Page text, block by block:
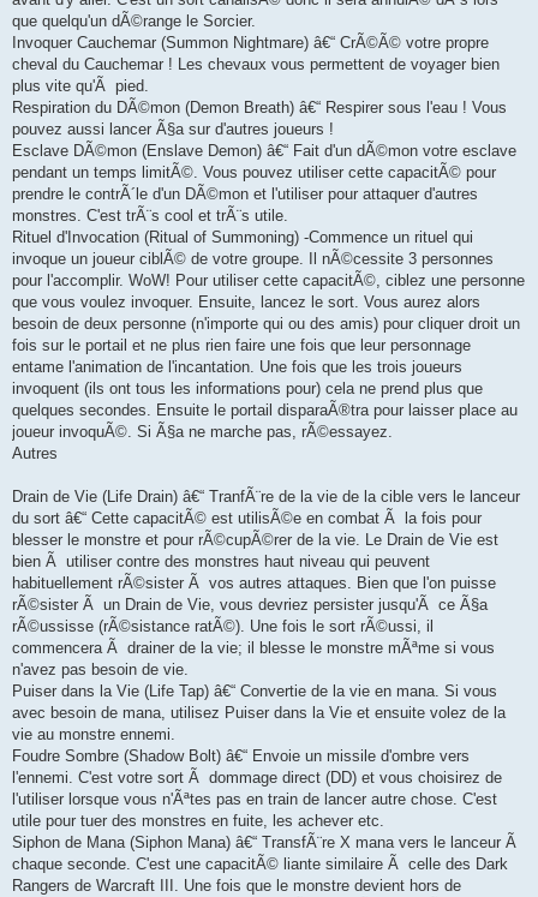
que quelqu'un dÃ©range le Sorcier.
Invoquer Cauchemar (Summon Nightmare) â€“ CrÃ©Ã© votre propre
cheval du Cauchemar ! Les chevaux vous permettent de voyager bien
plus vite qu'Ã pied.
Respiration du DÃ©mon (Demon Breath) â€“ Respirer sous l'eau ! Vous
pouvez aussi lancer Ã§a sur d'autres joueurs !
Esclave DÃ©mon (Enslave Demon) â€“ Fait d'un dÃ©mon votre esclave
pendant un temps limitÃ©. Vous pouvez utiliser cette capacitÃ© pour
prendre le contrÃ´le d'un DÃ©mon et l'utiliser pour attaquer d'autres
monstres. C'est trÃ¨s cool et trÃ¨s utile.
Rituel d'Invocation (Ritual of Summoning) -Commence un rituel qui
invoque un joueur ciblÃ© de votre groupe. Il nÃ©cessite 3 personnes
pour l'accomplir. WoW! Pour utiliser cette capacitÃ©, ciblez une personne
que vous voulez invoquer. Ensuite, lancez le sort. Vous aurez alors
besoin de deux personne (n'importe qui ou des amis) pour cliquer droit un
fois sur le portail et ne plus rien faire une fois que leur personnage
entame l'animation de l'incantation. Une fois que les trois joueurs
invoquent (ils ont tous les informations pour) cela ne prend plus que
quelques secondes. Ensuite le portail disparaÃ®tra pour laisser place au
joueur invoquÃ©. Si Ã§a ne marche pas, rÃ©essayez.
Autres
Drain de Vie (Life Drain) â€“ TranfÃ¨re de la vie de la cible vers le lanceur
du sort â€“ Cette capacitÃ© est utilisÃ©e en combat Ã la fois pour
blesser le monstre et pour rÃ©cupÃ©rer de la vie. Le Drain de Vie est
bien Ã utiliser contre des monstres haut niveau qui peuvent
habituellement rÃ©sister Ã vos autres attaques. Bien que l'on puisse
rÃ©sister Ã un Drain de Vie, vous devriez persister jusqu'Ã ce Ã§a
rÃ©ussisse (rÃ©sistance ratÃ©). Une fois le sort rÃ©ussi, il
commencera Ã drainer de la vie; il blesse le monstre mÃªme si vous
n'avez pas besoin de vie.
Puiser dans la Vie (Life Tap) â€“ Convertie de la vie en mana. Si vous
avec besoin de mana, utilisez Puiser dans la Vie et ensuite volez de la
vie au monstre ennemi.
Foudre Sombre (Shadow Bolt) â€“ Envoie un missile d'ombre vers
l'ennemi. C'est votre sort Ã dommage direct (DD) et vous choisirez de
l'utiliser lorsque vous n'Ãªtes pas en train de lancer autre chose. C'est
utile pour tuer des monstres en fuite, les achever etc.
Siphon de Mana (Siphon Mana) â€“ TransfÃ¨re X mana vers le lanceur Ã
chaque seconde. C'est une capacitÃ© liante similaire Ã celle des Dark
Rangers de Warcraft III. Une fois que le monstre devient hors de